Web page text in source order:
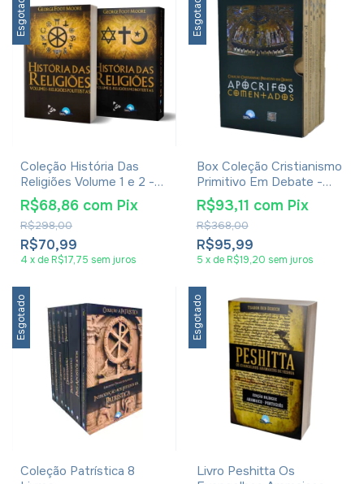
Esgotado
Coleção História Das
Religiões Volume 1 e 2 -
George Foot Moore
R$70,99
R$298,00
R$68,86 com Pix
4 x de R$17,75 sem juros
Esgotado
Box Coleção Cristianismo
Primitivo Em Debate -
Livros Apócrifos
Comentados - 9 Volumes
R$95,99
R$368,00
R$93,11 com Pix
5 x de R$19,20 sem juros
Esgotado
Coleção Patrística 8
Esgotado
Livro Peshitta Os